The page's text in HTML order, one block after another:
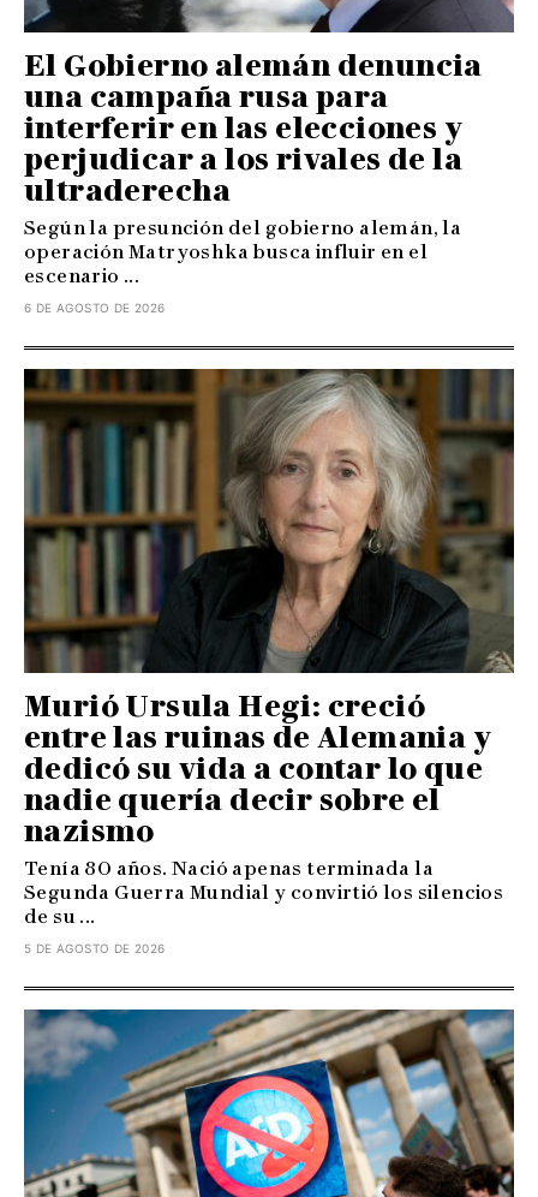
El Gobierno alemán denuncia
una campaña rusa para
interferir en las elecciones y
perjudicar a los rivales de la
ultraderecha
Según la presunción del gobierno alemán, la
operación Matryoshka busca influir en el
escenario ...
6 DE AGOSTO DE 2026
Murió Ursula Hegi: creció
entre las ruinas de Alemania y
dedicó su vida a contar lo que
nadie quería decir sobre el
nazismo
Tenía 80 años. Nació apenas terminada la
Segunda Guerra Mundial y convirtió los silencios
de su ...
5 DE AGOSTO DE 2026